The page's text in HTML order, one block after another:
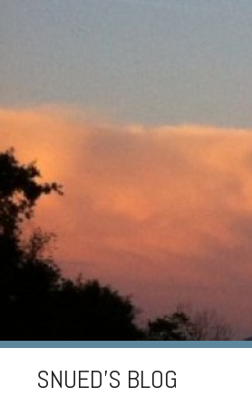
SNUED'S BLOG